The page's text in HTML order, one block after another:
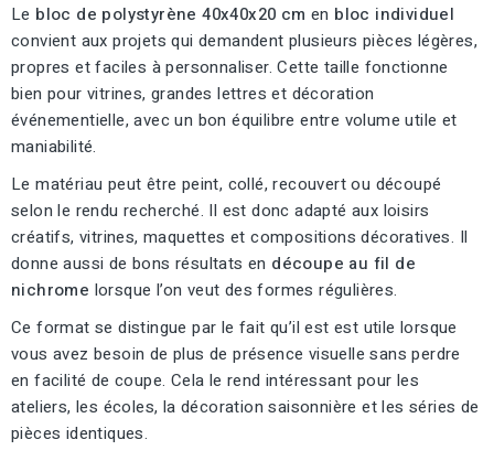
Le bloc de polystyrène 40x40x20 cm en bloc individuel
convient aux projets qui demandent plusieurs pièces légères,
propres et faciles à personnaliser. Cette taille fonctionne
bien pour vitrines, grandes lettres et décoration
événementielle, avec un bon équilibre entre volume utile et
maniabilité.
Le matériau peut être peint, collé, recouvert ou découpé
selon le rendu recherché. Il est donc adapté aux loisirs
créatifs, vitrines, maquettes et compositions décoratives. Il
donne aussi de bons résultats en découpe au fil de
nichrome lorsque l’on veut des formes régulières.
Ce format se distingue par le fait qu’il est est utile lorsque
vous avez besoin de plus de présence visuelle sans perdre
en facilité de coupe. Cela le rend intéressant pour les
ateliers, les écoles, la décoration saisonnière et les séries de
pièces identiques.